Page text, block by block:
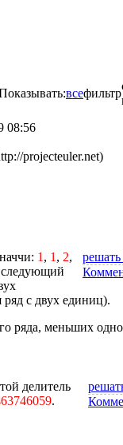
всефильтр
08:56
projecteuler.net)
1 , 1 , 2,
с двух единиц).
ряда, меньших
делитель
.